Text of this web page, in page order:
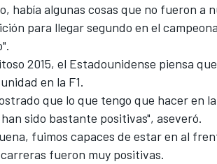
había algunas cosas que no fueron a
para llegar segundo en el
2015, el Estadounidense piensa
en la F1.
que lo que tengo que hacer en
sido bastante positivas", aseveró.
fuimos capaces de estar en al
fueron muy positivas.